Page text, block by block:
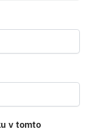
v tomto